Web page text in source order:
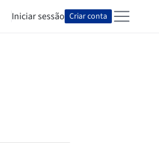
Iniciar sessão Criar conta